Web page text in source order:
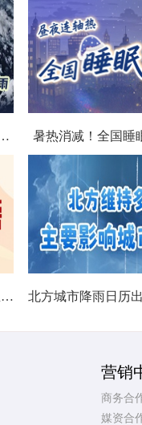
台风“白海豚”将影响十余省份 暑热消减！全国睡
数据看今年7月哪里热到破纪录 哪里暑热连轴转
营销
商务合
媒资合